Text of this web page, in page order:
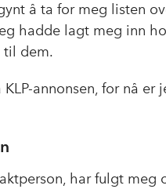
å ta for meg listen
hadde lagt meg inn
til dem.
annonsen, for nå
har fulgt